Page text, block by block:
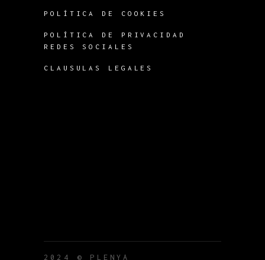
POLÍTICA DE COOKIES
POLÍTICA DE PRIVACIDAD
REDES SOCIALES
CLAUSULAS LEGALES
2024 © PLENYA